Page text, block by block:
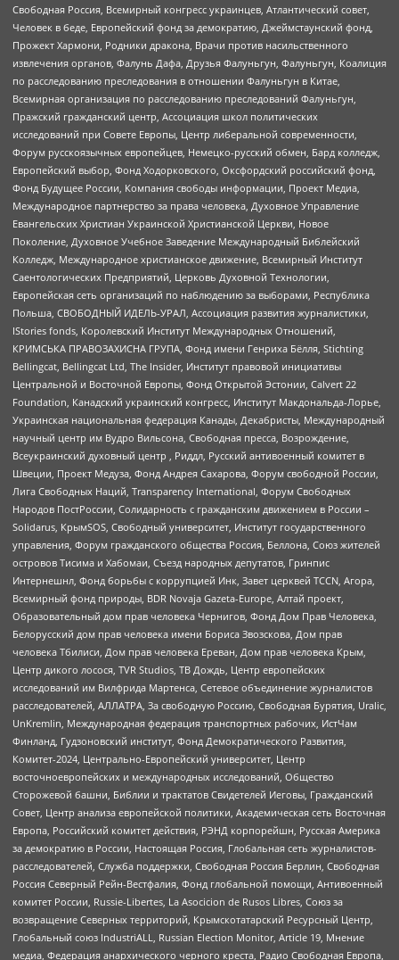
Свободная Россия, Всемирный конгресс украинцев, Атлантический совет,
Человек в беде, Европейский фонд за демократию, Джеймстаунский фонд,
Прожект Хармони, Родники дракона, Врачи против насильственного
извлечения органов, Фалунь Дафа, Друзья Фалуньгун, Фалуньгун, Коалиция
по расследованию преследования в отношении Фалуньгун в Китае,
Всемирная организация по расследованию преследований Фалуньгун,
Пражский гражданский центр, Ассоциация школ политических
исследований при Совете Европы, Центр либеральной современности,
Форум русскоязычных европейцев, Немецко-русский обмен, Бард колледж,
Европейский выбор, Фонд Ходорковского, Оксфордский российский фонд,
Фонд Будущее России, Компания свободы информации, Проект Медиа,
Международное партнерство за права человека, Духовное Управление
Евангельских Христиан Украинской Христианской Церкви, Новое
Поколение, Духовное Учебное Заведение Международный Библейский
Колледж, Международное христианское движение, Всемирный Институт
Саентологических Предприятий, Церковь Духовной Технологии,
Европейская сеть организаций по наблюдению за выборами, Республика
Польша, СВОБОДНЫЙ ИДЕЛЬ-УРАЛ, Ассоциация развития журналистики,
IStories fonds, Королевский Институт Международных Отношений,
КРИМСЬКА ПРАВОЗАХИСНА ГРУПА, Фонд имени Генриха Бёлля, Stichting
Bellingcat, Bellingcat Ltd, The Insider, Институт правовой инициативы
Центральной и Восточной Европы, Фонд Открытой Эстонии, Calvert 22
Foundation, Канадский украинский конгресс, Институт Макдональда-Лорье,
Украинская национальная федерация Канады, Декабристы, Международный
научный центр им Вудро Вильсона, Свободная пресса, Возрождение,
Всеукраинский духовный центр , Риддл, Русский антивоенный комитет в
Швеции, Проект Медуза, Фонд Андрея Сахарова, Форум свободной России,
Лига Свободных Наций, Transparеncy International, Форум Свободных
Народов ПостРоссии, Солидарность с гражданским движением в России –
Solidarus, КрымSOS, Свободный университет, Институт государственного
управления, Форум гражданского общества Россия, Беллона, Союз жителей
островов Тисима и Хабомаи, Съезд народных депутатов, Гринпис
Интернешнл, Фонд борьбы с коррупцией Инк, Завет церквей TCCN, Агора,
Всемирный фонд природы, BDR Novaja Gazeta-Europe, Алтай проект,
Образовательный дом прав человека Чернигов, Фонд Дом Прав Человека,
Белорусский дом прав человека имени Бориса Звозскова, Дом прав
человека Тбилиси, Дом прав человека Ереван, Дом прав человека Крым,
Центр дикого лосося, TVR Studios, ТВ Дождь, Центр европейских
исследований им Вилфрида Мартенса, Сетевое объединение журналистов
расследователей, АЛЛАТРА, За свободную Россию, Свободная Бурятия, Uralic,
UnKremlin, Международная федерация транспортных рабочих, ИстЧам
Финланд, Гудзоновский институт, Фонд Демократического Развития,
Комитет-2024, Центрально-Европейский университет, Центр
восточноевропейских и международных исследований, Общество
Сторожевой башни, Библии и трактатов Свидетелей Иеговы, Гражданский
Совет, Центр анализа европейской политики, Академическая сеть Восточная
Европа, Российский комитет действия, РЭНД корпорейшн, Русская Америка
за демократию в России, Настоящая Россия, Глобальная сеть журналистов-
расследователей, Служба поддержки, Свободная Россия Берлин, Свободная
Россия Северный Рейн-Вестфалия, Фонд глобальной помощи, Антивоенный
комитет России, Russie-Libertes, La Asocicion de Rusos Libres, Союз за
возвращение Северных территорий, Крымскотатарский Ресурсный Центр,
Глобальный союз IndustriALL, Russian Election Monitor, Article 19, Мнение
медиа, Федерация анархического черного креста, Радио Свободная Европа,